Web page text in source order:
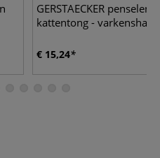
GERSTAECKER
kattentong - varkenshaar
€ 15,24